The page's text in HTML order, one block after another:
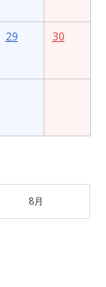
29 30
8月